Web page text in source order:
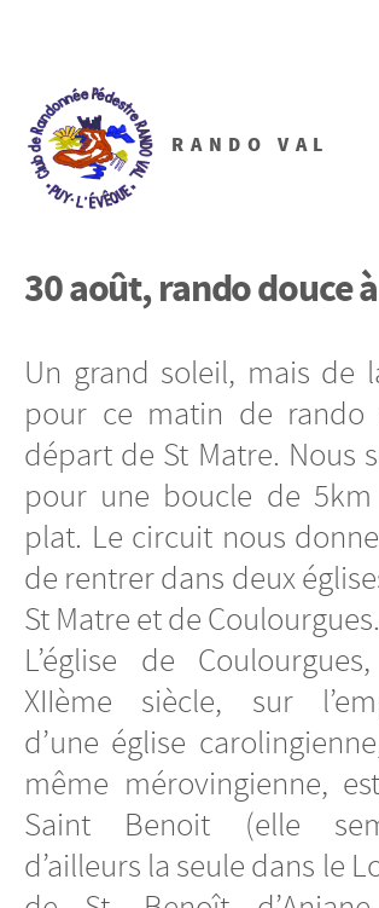
RANDO VAL
30 août, rando douce
Un grand soleil, mais de
pour ce matin de rando
départ de St Matre. Nous
pour une boucle de
plat. Le circuit nous donne
de rentrer dans deux
St Matre et de Coulourgues.
L’église de
XIIème siècle, sur
d’une église
même mérovingienne,
Saint Benoit (elle
d’ailleurs la seule dans le